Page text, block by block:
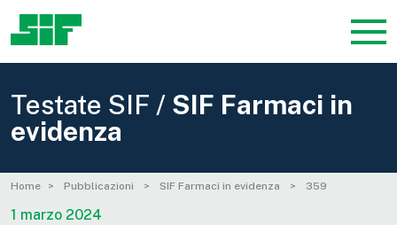
Testate SIF / SIF Farmaci in
evidenza
Home Pubblicazioni SIF Farmaci in evidenza 359
1 marzo 2024